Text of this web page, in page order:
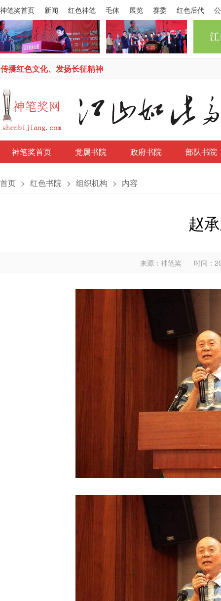
神笔奖首页 新闻 红色神笔 毛体 展览 赛委 红色后代
传播红色文化、发扬长征精神
神笔奖首页 党属书院 政府书院 部队书院
首页 > 红色书院 > 组织机构 > 内容
赵
来源：神笔奖 时间：